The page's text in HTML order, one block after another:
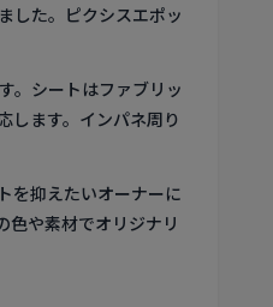
した。ピクシスエポッ
。シートはファブリッ
します。インパネ周り
を抑えたいオーナーに
色や素材でオリジナリ